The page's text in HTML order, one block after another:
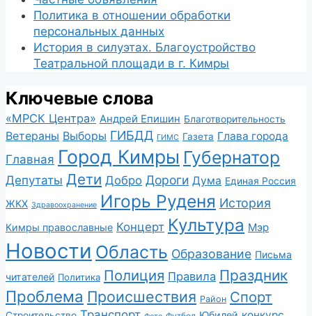
Политика в отношении обработки
персональных данных
История в силуэтах. Благоустройство
Театральной площади в г. Кимры
Ключевые слова
«МРСК Центра» Андрей Епишин Благотворительность
Ветераны Выборы ГИБДД ГИМС Газета Глава города
Главная Город Кимры Губернатор
Депутаты Дети Добро Дороги Дума Единая Россия
ЖКХ Здравоохранение Игорь Руденя История
Кимры православные Концерт Культура Мэр
Новости Область Образование Письма
читателей Политика Полиция Правила Праздник
Проблема Происшествия Район Спорт